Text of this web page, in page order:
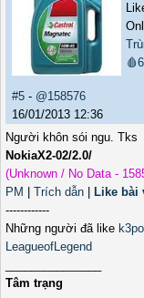
#5 - @158576
16/01/2013 12:36
Người khôn sói ngu. Tks
NokiaX2-02/2.0/
(Unknown / No Data -
PM
Trích dẫn Like bài
------------
Những người đã like
LeagueofLegend
Tâm trạng